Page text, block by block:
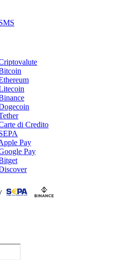
di Credito
Pay
Pay